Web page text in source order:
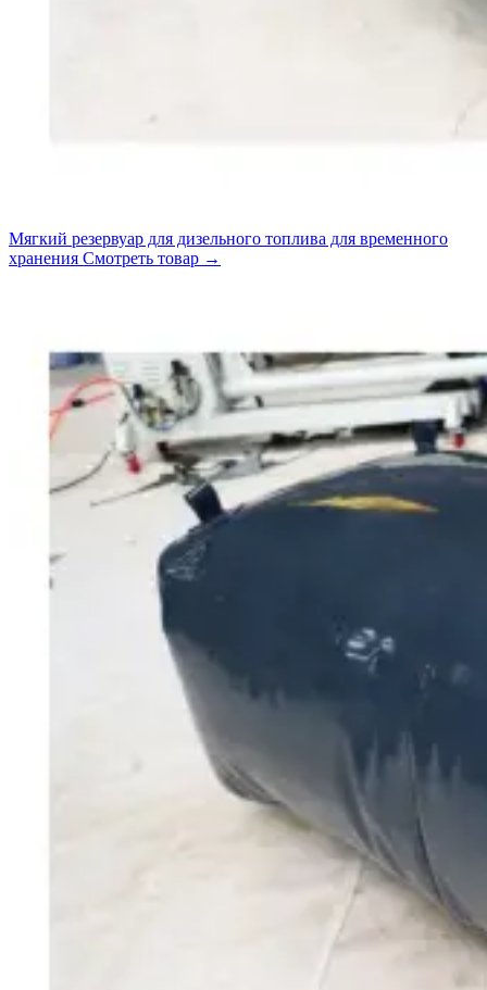
Мягкий резервуар для дизельного топлива для временного
хранения Смотреть товар →